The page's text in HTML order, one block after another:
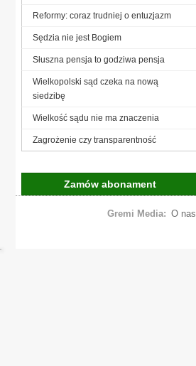
Reformy: coraz trudniej o entuzjazm
Sędzia nie jest Bogiem
Słuszna pensja to godziwa pensja
Wielkopolski sąd czeka na nową
siedzibę
Wielkość sądu nie ma znaczenia
Zagrożenie czy transparentność
Zamów abonament
Gremi Media: O nas